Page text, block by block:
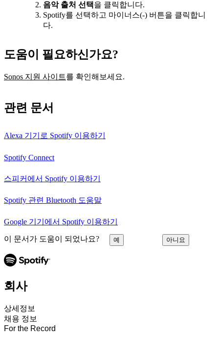
음악 출처 선택을 클릭합니다.
Spotify를 선택하고 마이너스(-) 버튼을 클릭합니
다.
도움이 필요하신가요?
Sonos 지원 사이트를 확인해보세요.
관련 문서
Alexa 기기로 Spotify 이용하기
Spotify Connect
스피커에서 Spotify 이용하기
Spotify 관련 Bluetooth 도움말
Google 기기에서 Spotify 이용하기
이 문서가 도움이 되었나요? 예 아니요
회사
상세정보
채용 정보
For the Record